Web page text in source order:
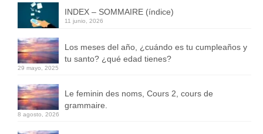
INDEX – SOMMAIRE (índice)
11 junio, 2026
Los meses del año, ¿cuándo es tu cumpleaños y
tu santo? ¿qué edad tienes?
29 mayo, 2025
Le feminin des noms, Cours 2, cours de
grammaire.
8 agosto, 2026